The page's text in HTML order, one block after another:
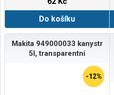
Do košíku
Makita 949000033 kanystr
5l, transparentní
-12%